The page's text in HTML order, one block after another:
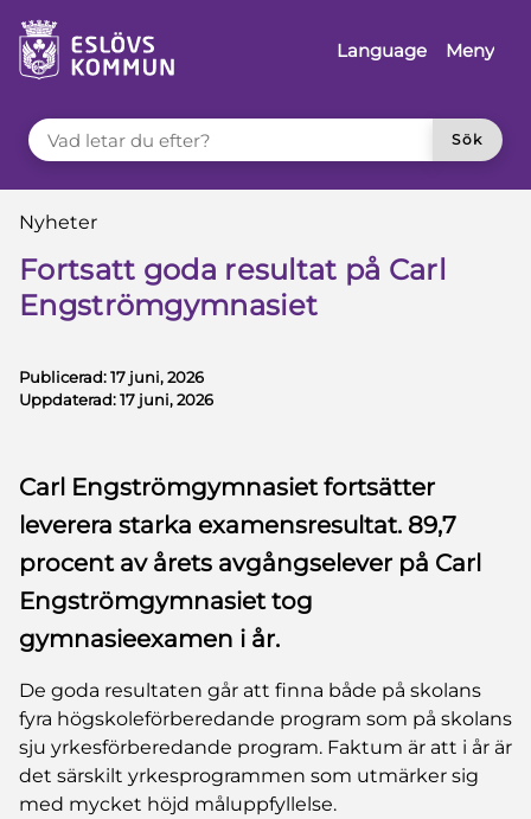
till innehåll
Language
Meny
VAD LETAR DU EFTER?
Sök
Du är här:
Nyheter
Fortsatt goda resultat på Carl
Engströmgymnasiet
Publicerad:17 juni, 2026
Uppdaterad:17 juni, 2026
Carl Engströmgymnasiet fortsätter
leverera starka examensresultat. 89,7
procent av årets avgångselever på Carl
Engströmgymnasiet tog
gymnasieexamen i år.
De goda resultaten går att finna både på skolans
fyra högskoleförberedande program som på skolans
sju yrkesförberedande program. Faktum är att i år är
det särskilt yrkesprogrammen som utmärker sig
med mycket höjd måluppfyllelse.